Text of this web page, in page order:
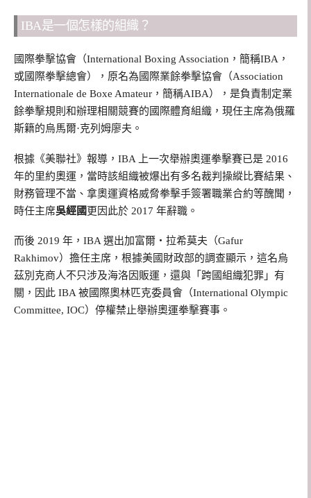
IBA是一個怎樣的組織？
國際拳擊協會（International Boxing Association，簡稱IBA，
或國際拳擊總會），原名為國際業餘拳擊協會（Association
Internationale de Boxe Amateur，簡稱AIBA），是負責制定業
餘拳擊規則和辦理相關競賽的國際體育組織，現任主席為俄羅
斯籍的烏馬爾·克列姆廖夫。
根據《美聯社》報導，IBA 上一次舉辦奧運拳擊賽已是 2016
年的里約奧運，當時該組織被爆出有多名裁判操縱比賽結果、
財務管理不當、拿奧運資格威脅拳擊手簽署職業合約等醜聞，
時任主席吳經國更因此於 2017 年辭職。
而後 2019 年，IBA 選出加富爾・拉希莫夫（Gafur
Rakhimov）擔任主席，根據美國財政部的調查顯示，這名烏
茲別克商人不只涉及海洛因販運，還與「跨國組織犯罪」有
關，因此 IBA 被國際奧林匹克委員會（International Olympic
Committee, IOC）停權禁止舉辦奧運拳擊賽事。